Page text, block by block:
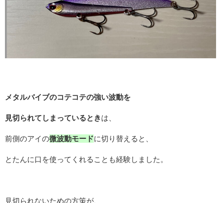
メタルバイブのコテコテの強い波動を
見切られてしまっているときは、
前側のアイの微波動モードに切り替えると、
とたんに口を使ってくれることも経験しました。
見切られないための方策が、